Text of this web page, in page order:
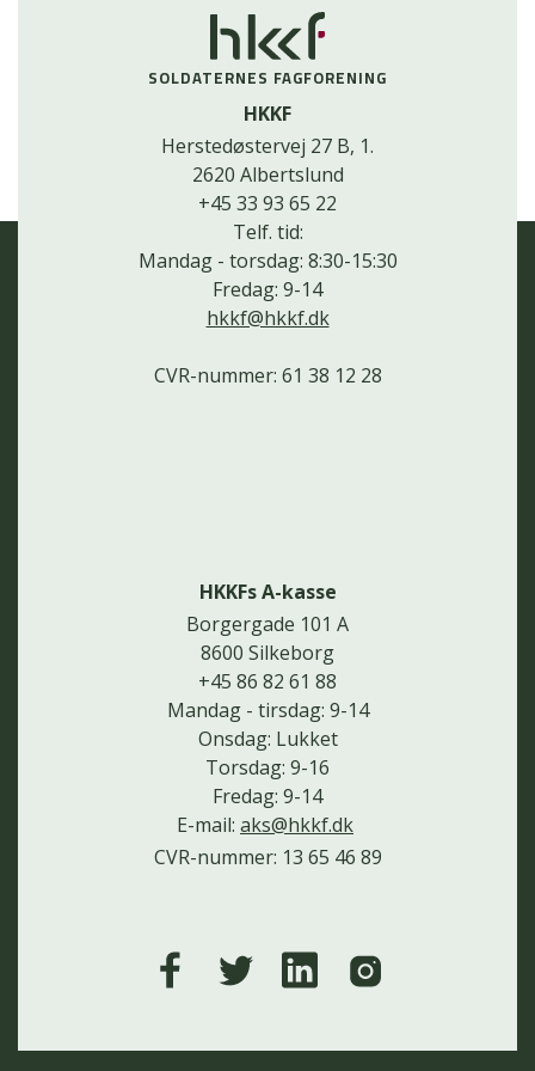
SOLDATERNES FAGFORENING
HKKF
Herstedøstervej 27 B, 1.
2620 Albertslund
+45 33 93 65 22
Telf. tid:
Mandag - torsdag: 8:30-15:30
Fredag: 9-14
hkkf@hkkf.dk
CVR-nummer: 61 38 12 28
HKKFs A-kasse
Borgergade 101 A
8600 Silkeborg
+45 86 82 61 88
Mandag - tirsdag: 9-14
Onsdag: Lukket
Torsdag: 9-16
Fredag: 9-14
E-mail: aks@hkkf.dk
CVR-nummer: 13 65 46 89